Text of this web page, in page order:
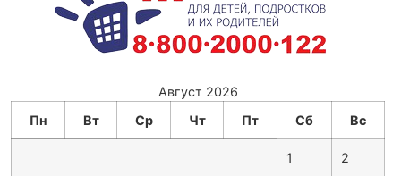
Август 2026
Пн
Вт Ср Чт Пт Сб Вс
1 2